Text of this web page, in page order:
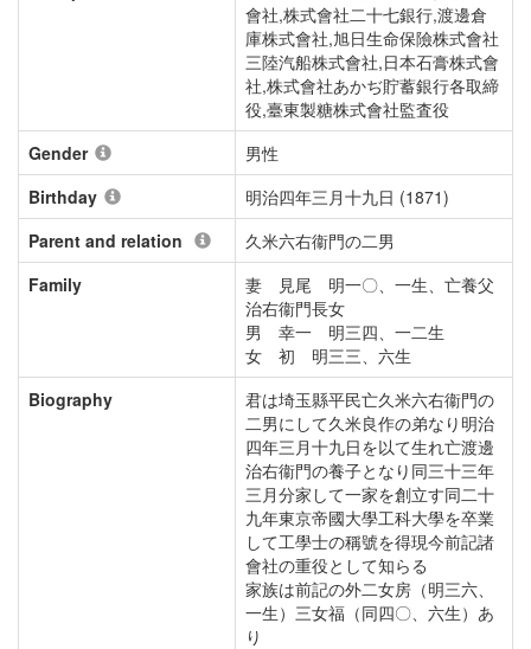
會社,株式會社二十七銀行,渡邊倉
庫株式會社,旭日生命保險株式會社
三陸汽船株式會社,日本石膏株式會
社,株式會社あかぢ貯蓄銀行各取締
役,臺東製糖株式會社監査役
Gender
男性
Birthday
明治四年三月十九日 (1871)
Parent and relation
久米六右衞門の二男
Family
妻 見尾 明一〇、一生、亡養父
治右衞門長女
男 幸一 明三四、一二生
女 初 明三三、六生
Biography
君は埼玉縣平民亡久米六右衞門の
二男にして久米良作の弟なり明治
四年三月十九日を以て生れ亡渡邊
治右衞門の養子となり同三十三年
三月分家して一家を創立す同二十
九年東京帝國大學工科大學を卒業
して工學士の稱號を得現今前記諸
會社の重役として知らる
家族は前記の外二女房（明三六、
一生）三女福（同四〇、六生）あ
り